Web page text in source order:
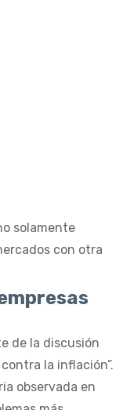
solamente
con otra
de la discusión
la inflación”.
observada en